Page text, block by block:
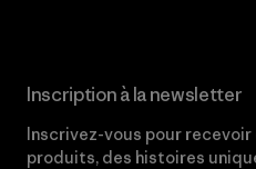
Inscription à la newsletter
Inscrivez-vous pour
produits, des histoires